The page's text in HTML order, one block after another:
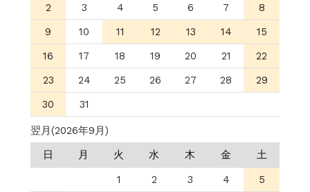
2
3 4 5 6 7
8
9
10 11 12 13 14
15
16
17 18 19 20 21
22
23
24 25 26 27 28
29
30
31
翌月(2026年9月)
日
月 火 水 木 金
土
1
2 3 4
5